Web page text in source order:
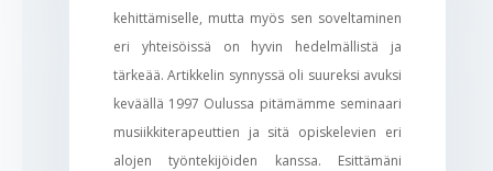
kehittämiselle, mutta myös sen soveltaminen
eri yhteisöissä on hyvin hedelmällistä ja
tärkeää. Artikkelin synnyssä oli suureksi avuksi
keväällä 1997 Oulussa pitämämme seminaari
musiikkiterapeuttien ja sitä opiskelevien eri
alojen työntekijöiden kanssa. Esittämäni